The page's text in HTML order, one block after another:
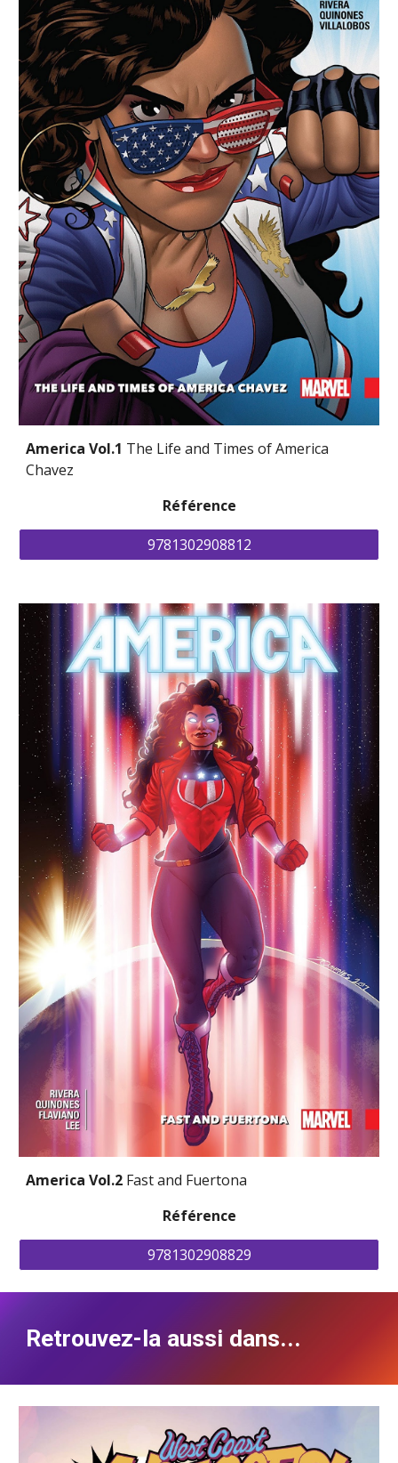
America Vol.1 The Life and Times of America
Chavez
Référence
9781302908812
America Vol.2 Fast and Fuertona
Référence
9781302908829
Retrouvez-la aussi dans...